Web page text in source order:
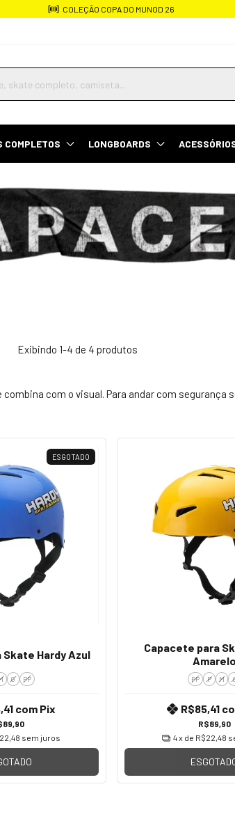
COLEÇÃO COPA DO MUNOD 26
COMPLETOS LONGBOARDS
Exibindo 1-4 de 4 produtos
com o visual. Para andar com segurança
ESGOTADO
Hardy Azul
G PP
com Pix
sem juros
Capacete para
Amarelo
PP P M
R$89,90
R$85,41
4x de R$22,48